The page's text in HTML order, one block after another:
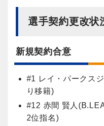
選手契約更改状
新規契約合意
#1 レイ・パークス
り移籍)
#12 赤間 賢人
2位指名)